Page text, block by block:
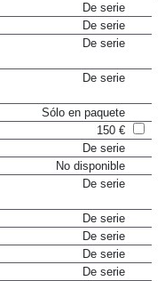
De serie
De serie
De serie
De serie
Sólo en paquete
150 €
De serie
No disponible
De serie
De serie
De serie
De serie
De serie